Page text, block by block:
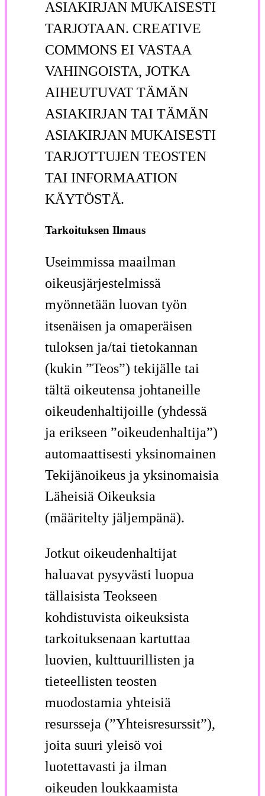
ASIAKIRJAN MUKAISESTI
TARJOTAAN. CREATIVE
COMMONS EI VASTAA
VAHINGOISTA, JOTKA
AIHEUTUVAT TÄMÄN
ASIAKIRJAN TAI TÄMÄN
ASIAKIRJAN MUKAISESTI
TARJOTTUJEN TEOSTEN
TAI INFORMAATION
KÄYTÖSTÄ.
Tarkoituksen Ilmaus
Useimmissa maailman
oikeusjärjestelmissä
myönnetään luovan työn
itsenäisen ja omaperäisen
tuloksen ja/tai tietokannan
(kukin ”Teos”) tekijälle tai
tältä oikeutensa johtaneille
oikeudenhaltijoille (yhdessä
ja erikseen ”oikeudenhaltija”)
automaattisesti yksinomainen
Tekijänoikeus ja yksinomaisia
Läheisiä Oikeuksia
(määritelty jäljempänä).
Jotkut oikeudenhaltijat
haluavat pysyvästi luopua
tällaisista Teokseen
kohdistuvista oikeuksista
tarkoituksenaan kartuttaa
luovien, kulttuurillisten ja
tieteellisten teosten
muodostamia yhteisiä
resursseja (”Yhteisresurssit”),
joita suuri yleisö voi
luotettavasti ja ilman
oikeuden loukkaamista